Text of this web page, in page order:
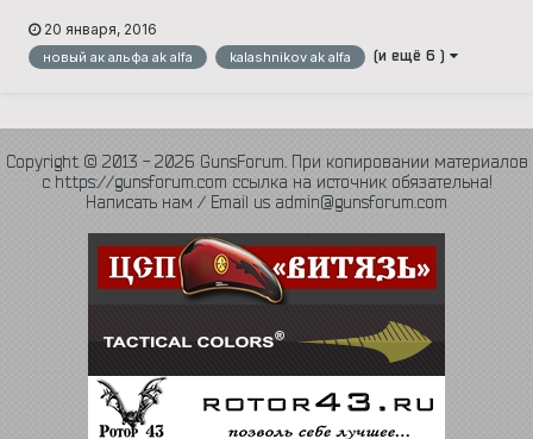
20 января, 2016
новый ак альфа ak alfa kalashnikov ak alfa (и ещё 6 )
Copyright © 2013 - 2026 GunsForum. При копировании материалов
с https://gunsforum.com ссылка на источник обязательна!
Написать нам / Email us admin@gunsforum.com